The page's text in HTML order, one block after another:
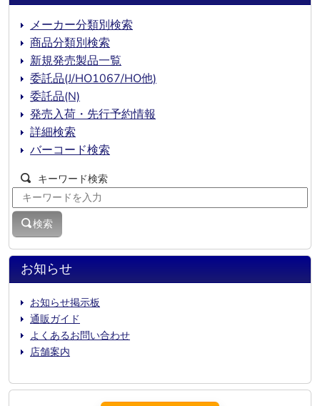
お知らせ
お知らせ掲示板
通販ガイド
よくあるお問い合わせ
店舗案内
メーカー分類別検索
商品分類別検索
新規発売製品一覧
委託品(J/HO1067/HO他)
委託品(N)
発売入荷・先行予約情報
詳細検索
バーコード検索
キーワード検索
検索